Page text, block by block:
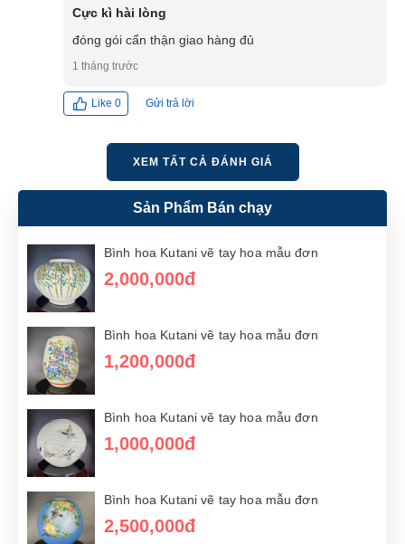
Cực kì hài lòng
đóng gói cẩn thận giao hàng đủ
1 tháng trước
Like 0 Gửi trả lời
XEM TẤT CẢ ĐÁNH GIÁ
Sản Phẩm Bán chạy
Bình hoa Kutani vẽ tay hoa mẫu đơn
2,000,000đ
Bình hoa Kutani vẽ tay hoa mẫu đơn
1,200,000đ
Bình hoa Kutani vẽ tay hoa mẫu đơn
1,000,000đ
Bình hoa Kutani vẽ tay hoa mẫu đơn
2,500,000đ